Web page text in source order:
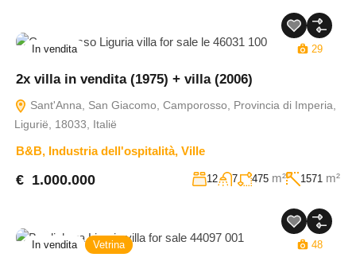
In vendita 29
2x villa in vendita (1975) + villa (2006)
Sant'Anna, San Giacomo, Camporosso, Provincia di Imperia,
Ligurië, 18033, Italië
B&B, Industria dell'ospitalità, Ville
€ 1.000.000 12 7 475 m² 1571 m²
In vendita Vetrina 48